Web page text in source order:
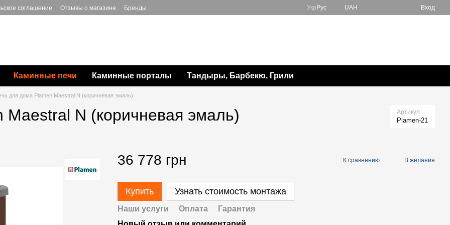
соглашение Отзывы о магазине Бренды Укр Рус UAH Вход
Каминные печи Каминные порталы Тандыры, Барбекю, Грили
для дома Plamen Maestral N (коричневая эмаль)
N (коричневая эмаль) Артикул
Plamen-21
36 778 грн К сравнению В желания
Купить Узнать стоимость монтажа
Наши услуги Оплата
Гарантия